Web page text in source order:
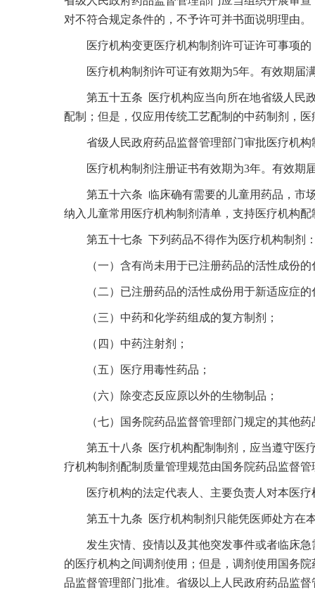
对不符合规定条件的，不予许可并书面说明理由。
医疗机构变更医疗机构制剂许可证许可事项的
医疗机构制剂许可证有效期为5年。有效期届
第五十五条 医疗机构应当向所在地省级人民政
配制；但是，仅应用传统工艺配制的中药制剂，
省级人民政府药品监督管理部门审批医疗机构
医疗机构制剂注册证书有效期为3年。有效期
第五十六条 临床确有需要的儿童用药品，市场
纳入儿童常用医疗机构制剂清单，支持医疗机构
第五十七条 下列药品不得作为医疗机构制剂
（一）含有尚未用于已注册药品的活性成份的
（二）已注册药品的活性成份用于新适应症的
（三）中药和化学药组成的复方制剂；
（四）中药注射剂；
（五）医疗用毒性药品；
（六）除变态反应原以外的生物制品；
（七）国务院药品监督管理部门规定的其他药
第五十八条 医疗机构配制制剂，应当遵守医疗
疗机构制剂配制质量管理规范由国务院药品监督管
医疗机构的法定代表人、主要负责人对本医疗
第五十九条 医疗机构制剂只能凭医师处方在本
发生灾情、疫情以及其他突发事件或者临床急
的医疗机构之间调剂使用；但是，调剂使用国务
品监督管理部门批准。省级以上人民政府药品监